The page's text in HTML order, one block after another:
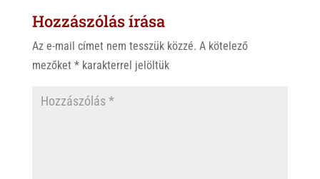
Hozzászólás írása
Az e-mail címet nem tesszük közzé. A kötelező
mezőket *karakterrel jelöltük